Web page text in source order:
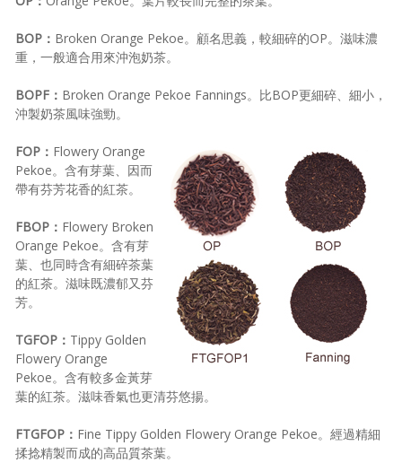
BOP： Broken Orange Pekoe。顧名思義，較細碎的OP。滋味濃
重，一般適合用來沖泡奶茶。
BOPF： Broken Orange Pekoe Fannings。比BOP更細碎、細小，
沖製奶茶風味強勁。
FOP： Flowery Orange
Pekoe。含有芽葉、因而
帶有芬芳花香的紅茶。
FBOP： Flowery Broken
Orange Pekoe。含有芽
葉、也同時含有細碎茶葉
的紅茶。滋味既濃郁又芬
芳。
TGFOP： Tippy Golden
Flowery Orange
Pekoe。含有較多金黃芽
葉的紅茶。滋味香氣也更清芬悠揚。
FTGFOP： Fine Tippy Golden Flowery Orange Pekoe。經過精細
揉捻精製而成的高品質茶葉。